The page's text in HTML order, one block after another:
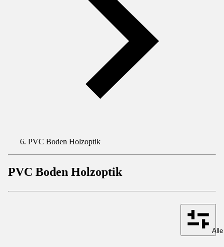
PVC Boden Holzoptik
PVC Boden Holzoptik